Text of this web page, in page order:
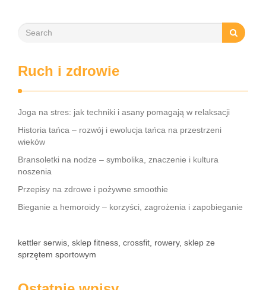
Ruch i zdrowie
Joga na stres: jak techniki i asany pomagają w relaksacji
Historia tańca – rozwój i ewolucja tańca na przestrzeni
wieków
Bransoletki na nodze – symbolika, znaczenie i kultura
noszenia
Przepisy na zdrowe i pożywne smoothie
Bieganie a hemoroidy – korzyści, zagrożenia i zapobieganie
kettler serwis, sklep fitness, crossfit, rowery, sklep ze
sprzętem sportowym